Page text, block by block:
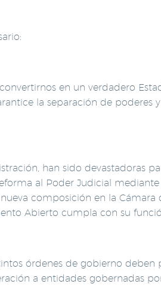
en un verdadero
la separación de poderes
han sido devastadoras
al Poder Judicial
composición en la
Abierto cumpla con su
órdenes de gobierno deben
a entidades gobernadas